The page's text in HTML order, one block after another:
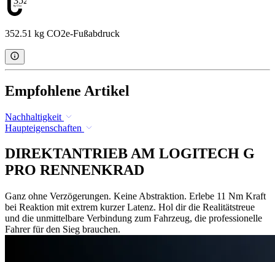
352.51 kg CO2e-Fußabdruck
Empfohlene Artikel
Nachhaltigkeit
Haupteigenschaften
DIREKTANTRIEB AM LOGITECH G
PRO RENNENKRAD
Ganz ohne Verzögerungen. Keine Abstraktion. Erlebe 11 Nm Kraft
bei Reaktion mit extrem kurzer Latenz. Hol dir die Realitätstreue
und die unmittelbare Verbindung zum Fahrzeug, die professionelle
Fahrer für den Sieg brauchen.